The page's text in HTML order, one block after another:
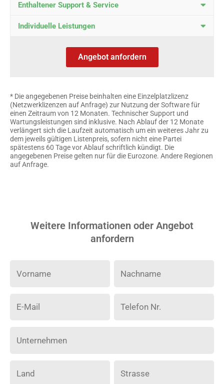
Enthaltener Support & Service
Individuelle Leistungen
Angebot anfordern
* Die angegebenen Preise beinhalten eine Einzelplatzlizenz
(Netzwerklizenzen auf Anfrage) zur Nutzung der Software für
einen Zeitraum von 12 Monaten. Technischer Support und
Wartungsleistungen sind inklusive. Nach Ablauf der 12 Monate
verlängert sich die Laufzeit automatisch um ein weiteres Jahr zu
dem jeweils gültigen Listenpreis, sofern nicht eine Partei
spätestens 60 Tage vor Ablauf schriftlich kündigt. Die
angegebenen Preise gelten nur für die Eurozone. Andere Regionen
auf Anfrage.
Weitere Informationen oder Angebot
anfordern